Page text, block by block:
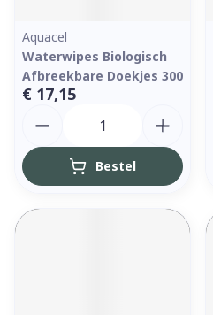
Aquacel
Waterwipes Biologisch
Afbreekbare Doekjes 300
€ 17,15
Bestel